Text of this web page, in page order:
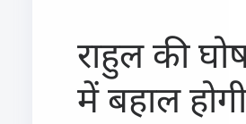
राहुल की
में बहाल